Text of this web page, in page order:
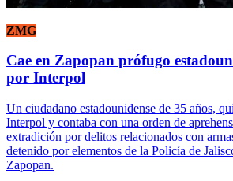
ZMG
Cae en Zapopan prófugo
por Interpol
Un ciudadano estadounidense de 35 años,
Interpol y contaba con una orden de
extradición por delitos relacionados con
detenido por elementos de la Policía de
Zapopan.